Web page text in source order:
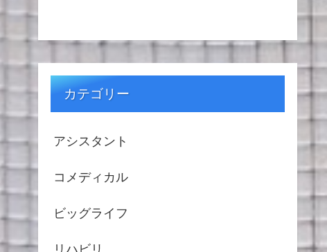
カテゴリー
アシスタント
コメディカル
ビッグライフ
リハビリ